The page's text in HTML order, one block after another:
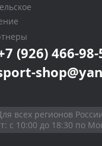
(926) 466-98-
всех регионов
с 10:00 до 18:30 по